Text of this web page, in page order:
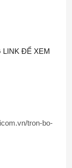
ĐỂ XEM
tron-bo-